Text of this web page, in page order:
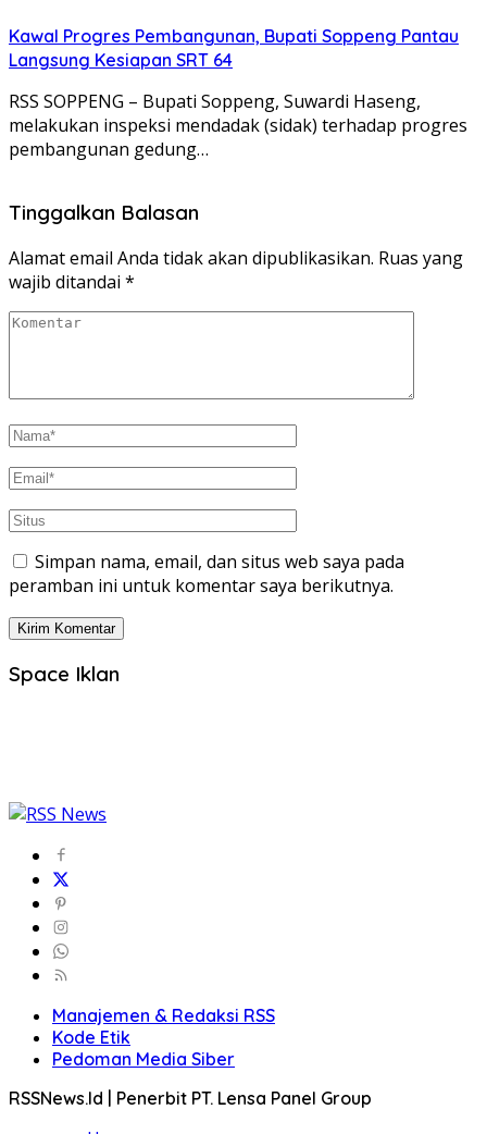
Kawal Progres Pembangunan, Bupati Soppeng Pantau
Langsung Kesiapan SRT 64
RSS SOPPENG – Bupati Soppeng, Suwardi Haseng,
melakukan inspeksi mendadak (sidak) terhadap progres
pembangunan gedung…
Tinggalkan Balasan
Alamat email Anda tidak akan dipublikasikan. Ruas yang
wajib ditandai *
Simpan nama, email, dan situs web saya pada
peramban ini untuk komentar saya berikutnya.
Space Iklan
Manajemen & Redaksi RSS
Kode Etik
Pedoman Media Siber
RSSNews.Id | Penerbit PT. Lensa Panel Group